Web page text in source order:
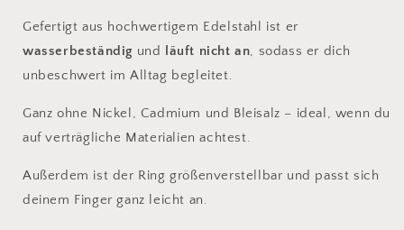
Gefertigt aus hochwertigem Edelstahl ist er
wasserbeständig und läuft nicht an, sodass er dich
unbeschwert im Alltag begleitet.
Ganz ohne Nickel, Cadmium und Bleisalz – ideal, wenn du
auf verträgliche Materialien achtest.
Außerdem ist der Ring größenverstellbar und passt sich
deinem Finger ganz leicht an.